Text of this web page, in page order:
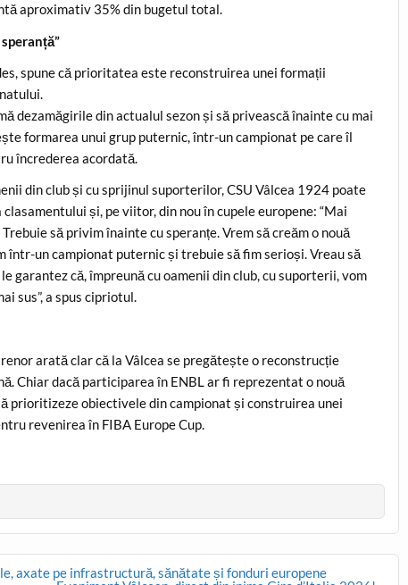
aproximativ 35% din bugetul total.
spune că prioritatea este reconstruirea unei formații
dezamăgirile din actualul sezon și să privească înainte cu mai
formarea unui grup puternic, într-un campionat pe care îl
încrederea acordată.
din club și cu sprijinul suporterilor, CSU Vâlcea 1924 poate
și, pe viitor, din nou în cupele europene: “Mai
să privim înainte cu speranțe. Vrem să creăm o nouă
într-un campionat puternic și trebuie să fim serioși. Vreau să
garantez că, împreună cu oamenii din club, cu suporterii, vom
sus”, a spus cipriotul.
arată clar că la Vâlcea se pregătește o reconstrucție
Chiar dacă participarea în ENBL ar fi reprezentat o nouă
prioritizeze obiectivele din campionat și construirea unei
revenirea în FIBA Europe Cup.
axate pe infrastructură, sănătate și fonduri europene